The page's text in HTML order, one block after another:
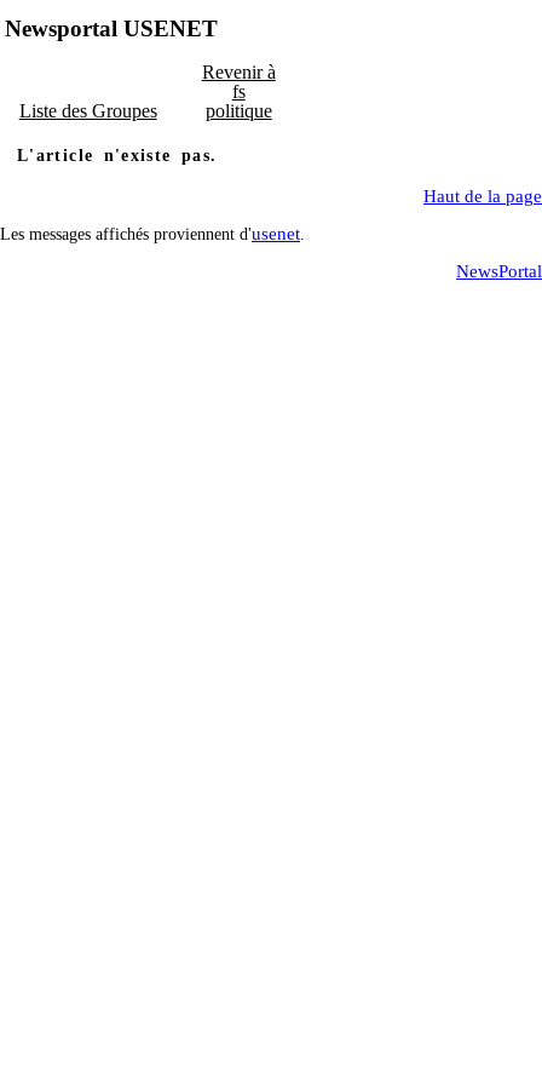
Newsportal USENET
Liste des Groupes
Revenir à
fs
politique
L'article n'existe pas.
Haut de la page
Les messages affichés proviennent d'usenet
NewsPortal